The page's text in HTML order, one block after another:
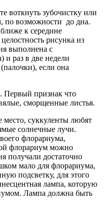
воткнуть зубочистку или
по возможности до дна.
к середине
рисунка из
выполнена с
и раз в две недели
если она
Первый признак что
сморщенные листья.
место, суккуленты любят
солнечные лучи.
флорариума,
флорариум можно
получали достаточно
мало для флорариума,
подсветку, для этого
лампа, которую
Лампа должна быть